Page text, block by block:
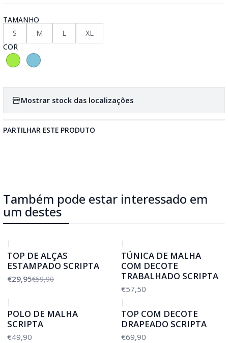
TAMANHO
S
M L
XL
COR
Mostrar stock das localizações
PARTILHAR ESTE PRODUTO
Também pode estar interessado em
um destes
|
TOP DE ALÇAS
ESTAMPADO SCRIPTA
€29,95€59,90
|
TÚNICA DE MALHA
COM DECOTE
TRABALHADO SCRIPTA
€57,50
|
POLO DE MALHA
SCRIPTA
€49,90
|
TOP COM DECOTE
DRAPEADO SCRIPTA
€69,90